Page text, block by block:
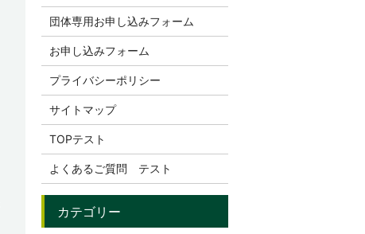
団体専用お申し込みフォーム
お申し込みフォーム
プライバシーポリシー
サイトマップ
TOPテスト
よくあるご質問 テスト